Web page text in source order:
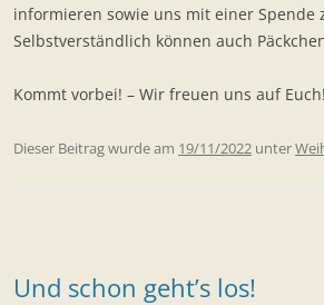
informieren sowie uns mit einer
Selbstverständlich können auch
Kommt vorbei! – Wir freuen uns auf Euch!
Dieser Beitrag wurde am 19/11/2022 unter
Und schon geht’s los!